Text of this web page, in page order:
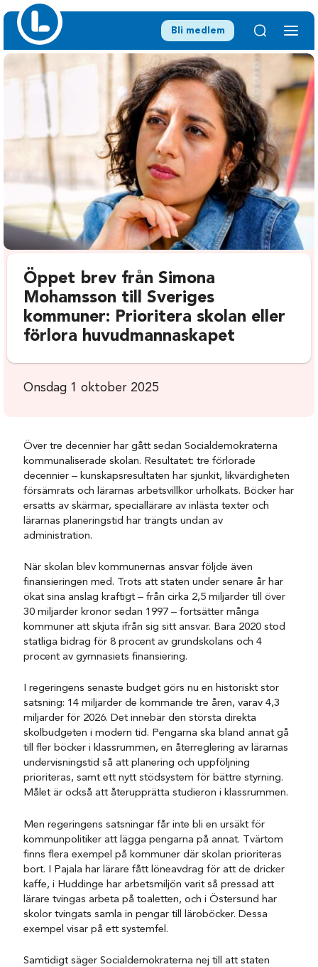
Bli medlem
Öppet brev från Simona
Mohamsson till Sveriges
kommuner: Prioritera skolan eller
förlora huvudmannaskapet
Onsdag 1 oktober 2025
Över tre decennier har gått sedan Socialdemokraterna
kommunaliserade skolan. Resultatet: tre förlorade
decennier – kunskapsresultaten har sjunkit, likvärdigheten
försämrats och lärarnas arbetsvillkor urholkats. Böcker har
ersatts av skärmar, speciallärare av inlästa texter och
lärarnas planeringstid har trängts undan av
administration.
När skolan blev kommunernas ansvar följde även
finansieringen med. Trots att staten under senare år har
ökat sina anslag kraftigt – från cirka 2,5 miljarder till över
30 miljarder kronor sedan 1997 – fortsätter många
kommuner att skjuta ifrån sig sitt ansvar. Bara 2020 stod
statliga bidrag för 8 procent av grundskolans och 4
procent av gymnasiets finansiering.
I regeringens senaste budget görs nu en historiskt stor
satsning: 14 miljarder de kommande tre åren, varav 4,3
miljarder för 2026. Det innebär den största direkta
skolbudgeten i modern tid. Pengarna ska bland annat gå
till fler böcker i klassrummen, en återreglering av lärarnas
undervisningstid så att planering och uppföljning
prioriteras, samt ett nytt stödsystem för bättre styrning.
Målet är också att återupprätta studieron i klassrummen.
Men regeringens satsningar får inte bli en ursäkt för
kommunpolitiker att lägga pengarna på annat. Tvärtom
finns flera exempel på kommuner där skolan prioriteras
bort. I Pajala har lärare fått löneavdrag för att de dricker
kaffe, i Huddinge har arbetsmiljön varit så pressad att
lärare tvingas arbeta på toaletten, och i Östersund har
skolor tvingats samla in pengar till läroböcker. Dessa
exempel visar på ett systemfel.
Samtidigt säger Socialdemokraterna nej till att staten